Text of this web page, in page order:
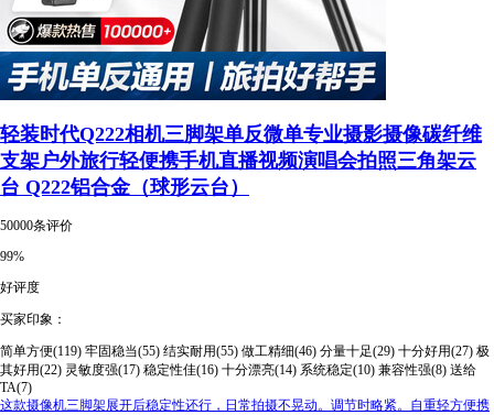
轻装时代Q222相机三脚架单反微单专业摄影摄像碳纤维
支架户外旅行轻便携手机直播视频演唱会拍照三角架云
台 Q222铝合金（球形云台）
50000条评价
99%
好评度
买家印象：
简单方便(119) 牢固稳当(55) 结实耐用(55) 做工精细(46) 分量十足(29) 十分好用(27) 极
其好用(22) 灵敏度强(17) 稳定性佳(16) 十分漂亮(14) 系统稳定(10) 兼容性强(8) 送给
TA(7)
这款摄像机三脚架展开后稳定性还行，日常拍摄不晃动。调节时略紧。自重轻方便携